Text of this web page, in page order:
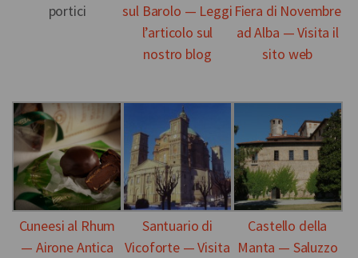
portici
sul Barolo — Leggi
l’articolo sul
nostro blog
Fiera di Novembre
ad Alba — Visita il
sito web
Cuneesi al Rhum
— Airone Antica
Santuario di
Vicoforte — Visita
Castello della
Manta — Saluzzo